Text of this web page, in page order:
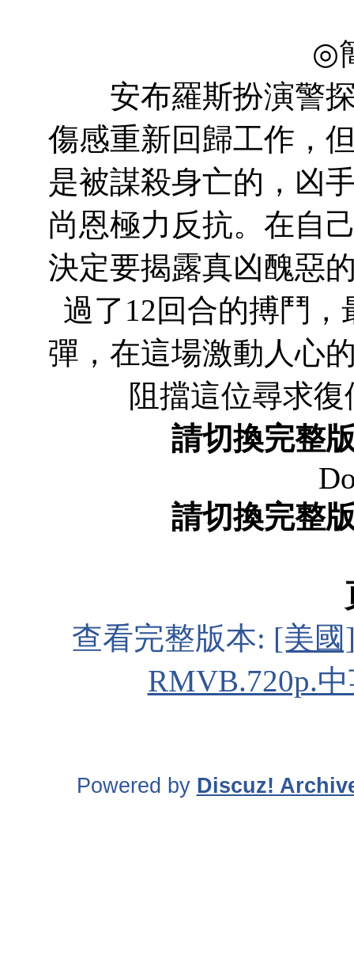
◎
安布羅斯扮演警探
傷感重新回歸工作，
是被謀殺身亡的，凶
尚恩極力反抗。在自
決定要揭露真凶醜惡
過了12回合的搏鬥
彈，在這場激動人心
阻擋這位尋求
請切換完整
請切換完整
查看完整版本: [美
RMVB.720p.
Powered by Discuz!